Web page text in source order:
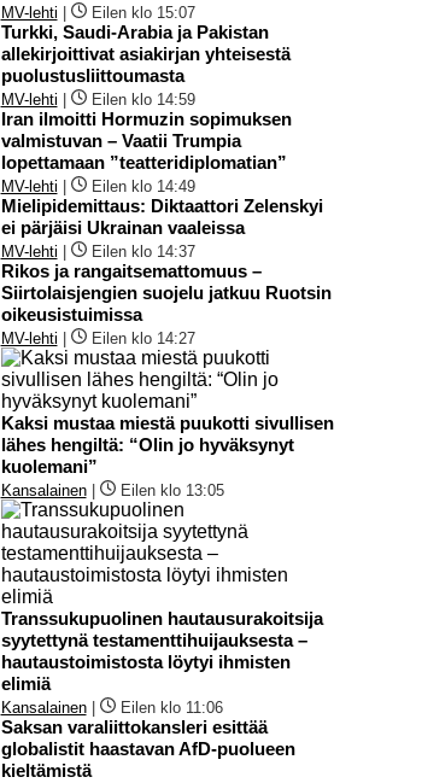
MV-lehti Eilen klo 15:07
Turkki, Saudi-Arabia ja Pakistan
allekirjoittivat asiakirjan yhteisestä
puolustusliittoumasta
MV-lehti Eilen klo 14:59
Iran ilmoitti Hormuzin sopimuksen
valmistuvan – Vaatii Trumpia
lopettamaan ”teatteridiplomatian”
MV-lehti Eilen klo 14:49
Mielipidemittaus: Diktaattori Zelenskyi
ei pärjäisi Ukrainan vaaleissa
MV-lehti Eilen klo 14:37
Rikos ja rangaitsemattomuus –
Siirtolaisjengien suojelu jatkuu Ruotsin
oikeusistuimissa
MV-lehti Eilen klo 14:27
Kaksi mustaa miestä puukotti sivullisen
lähes hengiltä: “Olin jo hyväksynyt
kuolemani”
Kansalainen| Eilen klo 13:05
Transsukupuolinen hautausurakoitsija
syytettynä testamenttihuijauksesta –
hautaustoimistosta löytyi ihmisten
elimiä
Kansalainen| Eilen klo 11:06
Saksan varaliittokansleri esittää
globalistit haastavan AfD-puolueen
kieltämistä